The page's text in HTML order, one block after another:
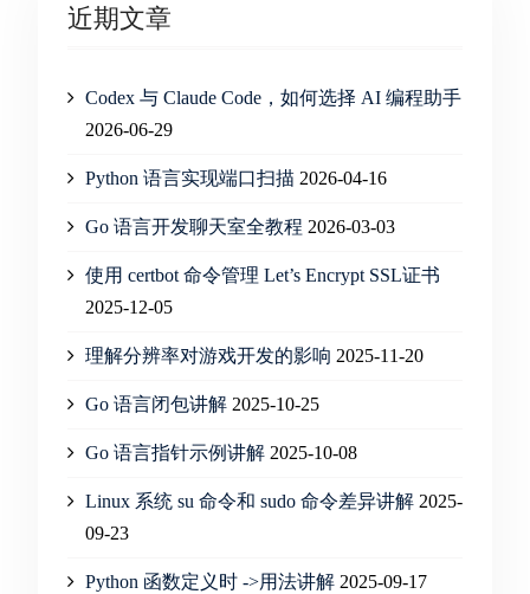
近期文章
Codex 与 Claude Code，如何选择 AI 编程助手
2026-06-29
Python 语言实现端口扫描 2026-04-16
Go 语言开发聊天室全教程 2026-03-03
使用 certbot 命令管理 Let’s Encrypt SSL证书
2025-12-05
理解分辨率对游戏开发的影响 2025-11-20
Go 语言闭包讲解 2025-10-25
Go 语言指针示例讲解 2025-10-08
Linux 系统 su 命令和 sudo 命令差异讲解 2025-
09-23
Python 函数定义时 ->用法讲解 2025-09-17